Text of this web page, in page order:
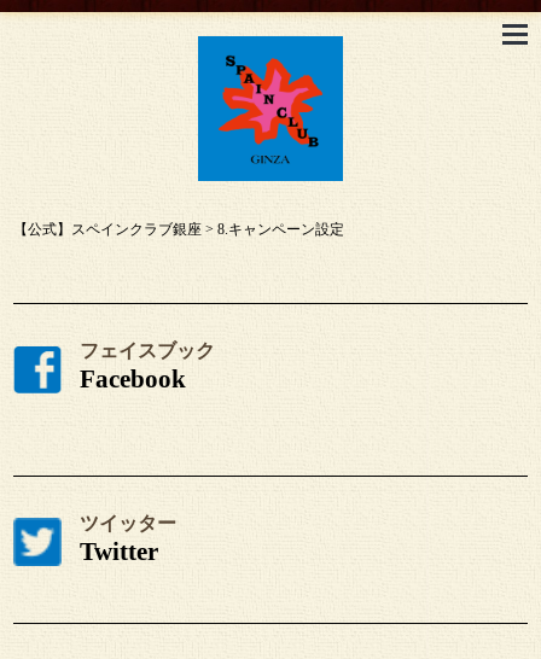
【公式】スペインクラブ銀座 >8.キャンペーン設定
フェイスブック
Facebook
ツイッター
Twitter